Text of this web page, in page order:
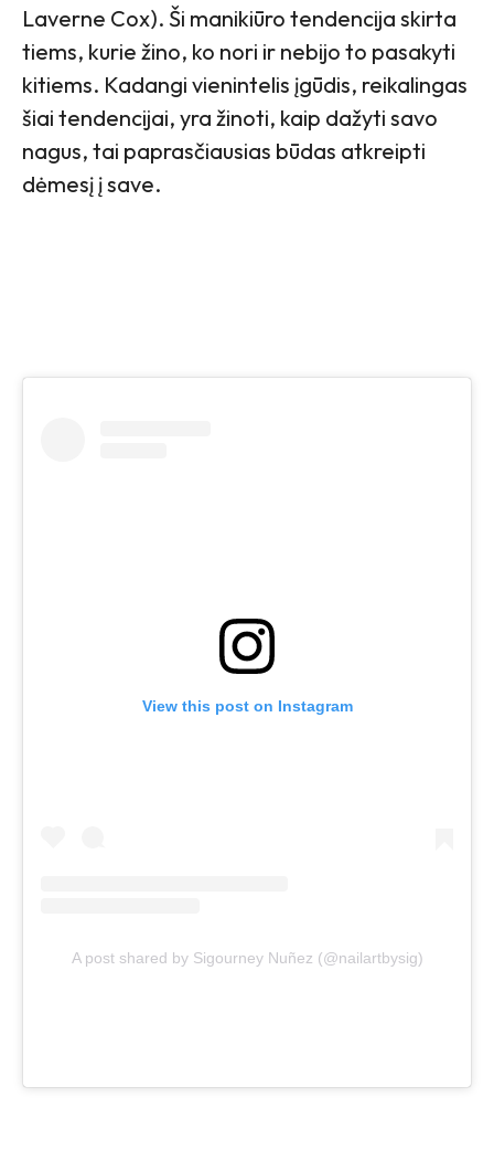
Laverne Cox). Ši manikiūro tendencija skirta
tiems, kurie žino, ko nori ir nebijo to pasakyti
kitiems. Kadangi vienintelis įgūdis, reikalingas
šiai tendencijai, yra žinoti, kaip dažyti savo
nagus, tai paprasčiausias būdas atkreipti
dėmesį į save.
View this post on Instagram
A post shared by Sigourney Nuñez (@nailartbysig)